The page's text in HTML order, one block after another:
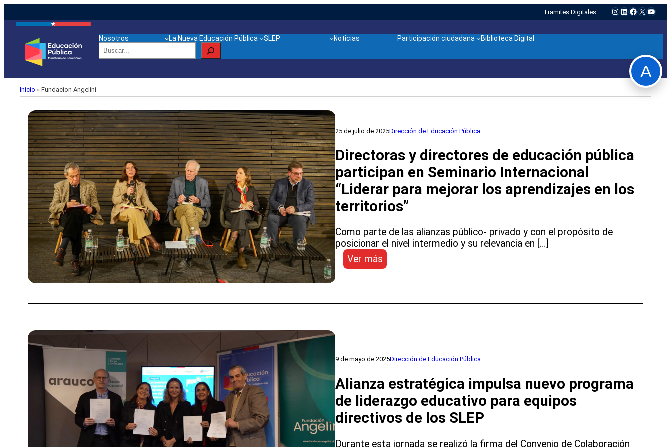
Tramites Digitales Instagram
LinkedIn
Facebook
X
Nosotros La Nueva Educación Pública SLEP Noticias Participación ciudadana
Biblioteca Digital
Buscar
Inicio » Fundacion Angelini
25 de julio de 2025Dirección de Educación Pública
Directoras y directores de educación pública
participan en Seminario Internacional
“Liderar para mejorar los aprendizajes en los
territorios”
Como parte de las alianzas público- privado y con el propósito de
posicionar el nivel intermedio y su relevancia en […]
Ver más
Directoras
de
Seminario
“Liderar
para
mejorar
los
en
9 de mayo de 2025Dirección de Educación Pública
Alianza estratégica impulsa nuevo programa
de liderazgo educativo para equipos
directivos de los SLEP
Durante esta jornada se realizó la firma del Convenio de Colaboración
A